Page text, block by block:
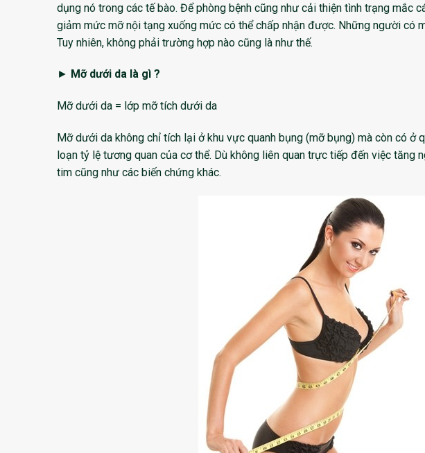
dụng nó trong các tế bào. Để phòng bệnh cũng như cải thiện tình trạng mắc
giảm mức mỡ nội tạng xuống mức có thể chấp nhận được. Những người có
Tuy nhiên, không phải trường hợp nào cũng là như thế.
► Mỡ dưới da là gì ?
Mỡ dưới da = lớp mỡ tích dưới da
Mỡ dưới da không chỉ tích lại ở khu vực quanh bụng (mỡ bụng) mà còn có ở
loạn tỷ lệ tương quan của cơ thể. Dù không liên quan trực tiếp đến việc tăng
tim cũng như các biến chứng khác.